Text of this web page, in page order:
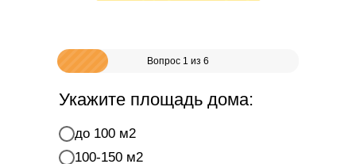
Вопрос 1 из 6
Укажите площадь дома:
до 100 м2
100-150 м2